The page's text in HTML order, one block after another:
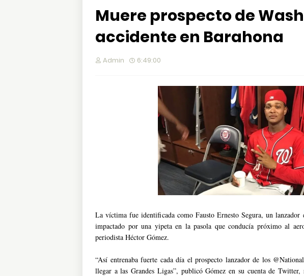
Muere prospecto de
accidente en Barahona
Admin 6:49:00
La víctima fue identificada como Fausto Ernesto Segura, un
impactado por una yipeta en la pasola que conducía próximo al
periodista Héctor Gómez.
“Así entrenaba fuerte cada día el prospecto lanzador de los
llegar a las Grandes Ligas”, publicó Gómez en su cuenta de